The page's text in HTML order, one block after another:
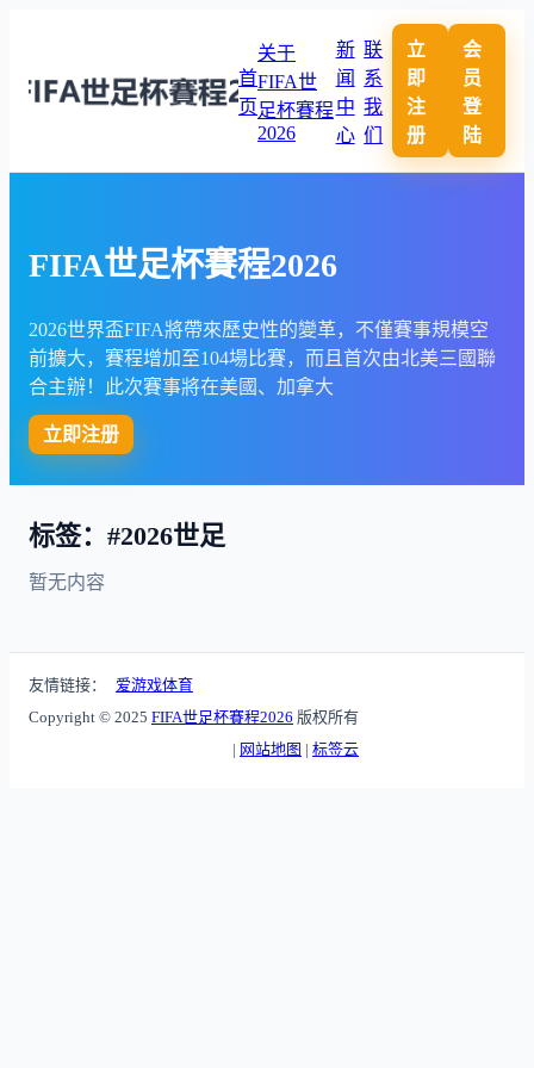
首
页
关于
FIFA世
足杯賽程
2026
新
闻
中
心
联
系
我
们
立
即
注
册
会
员
登
陆
FIFA世足杯賽程2026
2026世界盃FIFA將帶來歷史性的變革，不僅賽事規模空
前擴大，賽程增加至104場比賽，而且首次由北美三國聯
合主辦！此次賽事將在美國、加拿大
立即注册
标签：#2026世足
暂无内容
友情链接：
爱游戏体育
Copyright © 2025 FIFA世足杯賽程2026 版权所有
| 网站地图 | 标签云